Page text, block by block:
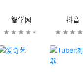
智学网 抖音